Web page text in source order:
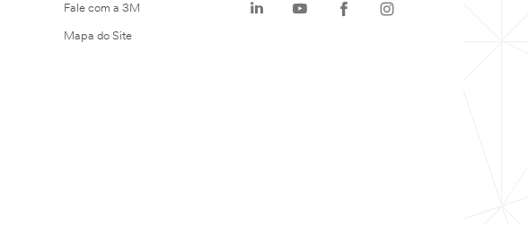
Fale com a 3M
Mapa do Site